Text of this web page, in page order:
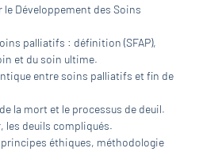
le Développement des Soins
palliatifs : définition (SFAP),
et du soin ultime.
entre soins palliatifs et fin de
la mort et le processus de deuil.
les deuils compliqués.
principes éthiques, méthodologie